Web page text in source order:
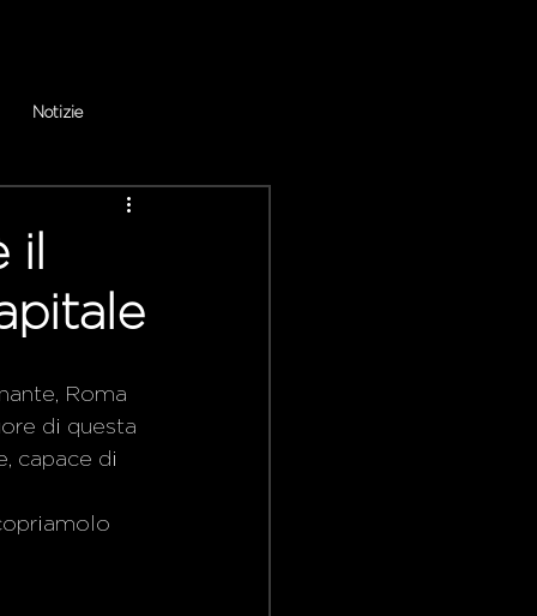
Notizie
il
Roma
di questa
capace di